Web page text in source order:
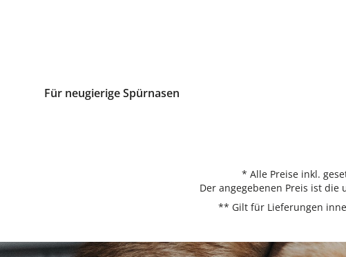
Für neugierige Spürnasen
* Alle Preise inkl.
Der angegebenen Preis ist
** Gilt für Lieferungen